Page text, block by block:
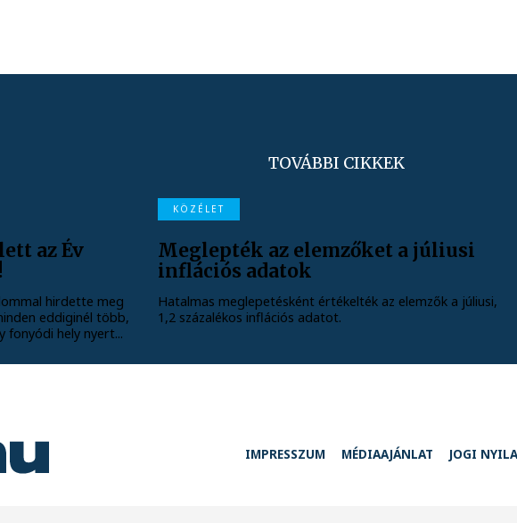
TOVÁBBI CIKKEK
az Év
hirdette meg
eddiginél több,
fonyódi hely nyert...
KÖZÉLET
Meglepték az elemzőket a júliusi
inflációs adatok
Hatalmas meglepetésként értékelték az elemzők a júliusi,
1,2 százalékos inflációs adatot.
IMPRESSZUM MÉDIAAJÁNLAT JOGI